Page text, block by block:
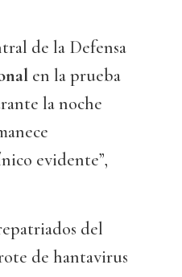
de la Defensa
en la prueba
la noche
evidente”,
del
de hantavirus